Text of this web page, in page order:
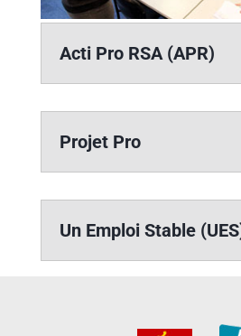
Acti Pro RSA (APR)
Projet Pro
Un Emploi Stable